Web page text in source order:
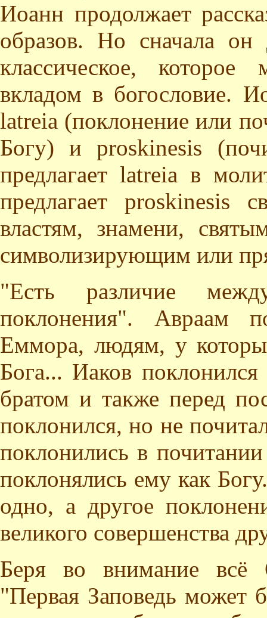
Иоанн продолжает
образов. Но сначала он
классическое,
вкладом в богословие.
latreia (поклонение или
Богу) и proskinesis
предлагает latreia в
предлагает proskinesis
властям, знамени,
символизирующим или
"Есть различие
поклонения". Авраам
Еммора, людям, у
Бога... Иаков
братом и также перед
поклонился, но не
поклонились в
поклонялись ему как
одно, а другое
великого совершенства
Беря во внимание всё
"Первая Заповедь может